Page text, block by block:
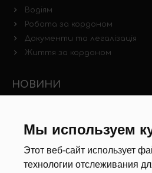
Мы используем
Этот веб-сайт использует
технологии отслеживания
Водіям
Робота за кордоном
Документи та легалізація
Життя за кордоном
НОВИНИ
Інші новини